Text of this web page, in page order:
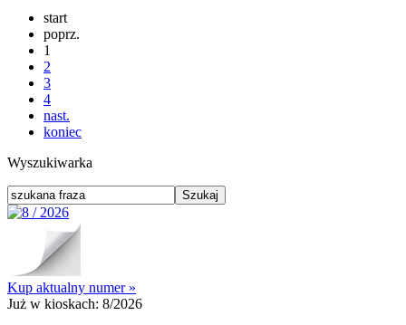
start
poprz.
1
2
3
4
nast.
koniec
Wyszukiwarka
Kup aktualny numer »
Już w kioskach: 8/2026